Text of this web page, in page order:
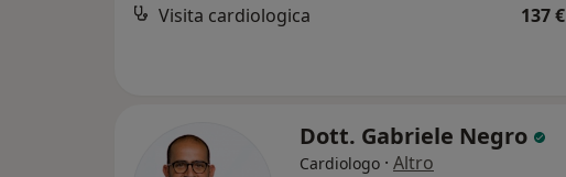
Visita cardiologica 137 €
Dott. Gabriele Negro
Cardiologo · Altro